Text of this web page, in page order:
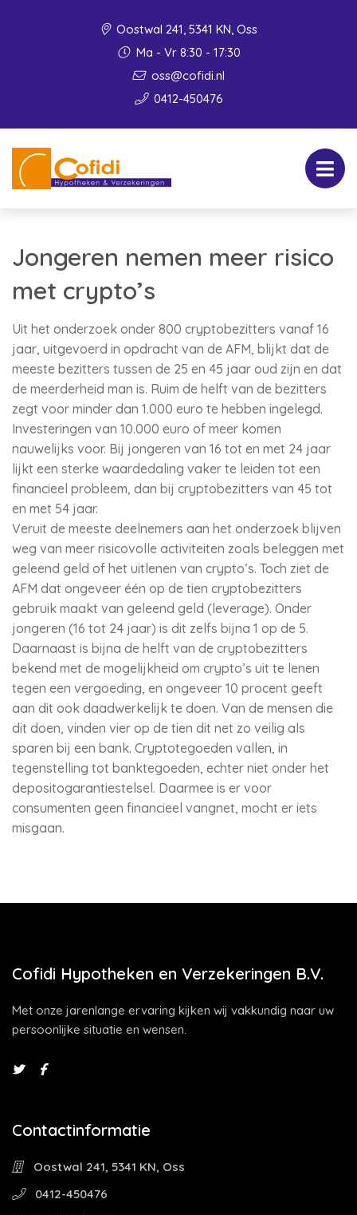
Oostwal 241, 5341 KN, Oss
Ma - Vr 8:30 - 17:30
oss@cofidi.nl
0412-450476
Jongeren nemen meer risico
met crypto’s
Uit het onderzoek onder 800 cryptobezitters vanaf 16
jaar, uitgevoerd in opdracht van de AFM, blijkt dat de
meeste bezitters tussen de 25 en 45 jaar oud zijn en dat
de meerderheid man is. Ruim de helft van de bezitters
zegt voor minder dan 1.000 euro te hebben ingelegd.
Investeringen van 10.000 euro of meer komen
nauwelijks voor. Bij jongeren van 16 tot en met 24 jaar
lijkt een sterke waardedaling vaker te leiden tot een
financieel probleem, dan bij cryptobezitters van 45 tot
en met 54 jaar.
Veruit de meeste deelnemers aan het onderzoek blijven
weg van meer risicovolle activiteiten zoals beleggen met
geleend geld of het uitlenen van crypto’s. Toch ziet de
AFM dat ongeveer één op de tien cryptobezitters
gebruik maakt van geleend geld (leverage). Onder
jongeren (16 tot 24 jaar) is dit zelfs bijna 1 op de 5.
Daarnaast is bijna de helft van de cryptobezitters
bekend met de mogelijkheid om crypto’s uit te lenen
tegen een vergoeding, en ongeveer 10 procent geeft
aan dit ook daadwerkelijk te doen. Van de mensen die
dit doen, vinden vier op de tien dit net zo veilig als
sparen bij een bank. Cryptotegoeden vallen, in
tegenstelling tot banktegoeden, echter niet onder het
depositogarantiestelsel. Daarmee is er voor
consumenten geen financieel vangnet, mocht er iets
misgaan.
Cofidi Hypotheken en Verzekeringen B.V.
Met onze jarenlange ervaring kijken wij vakkundig naar uw
persoonlijke situatie en wensen.
Contactinformatie
Oostwal 241, 5341 KN, Oss
0412-450476